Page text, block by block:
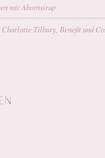
mit Ahornsirup
Tilbury, Benefit und Co.